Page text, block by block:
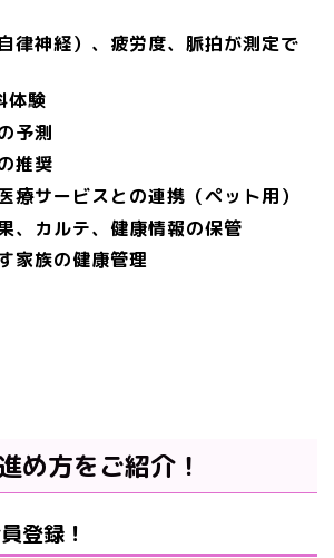
律神経）、疲労度、脈拍が測定で
体験
予測
推奨
療サービスとの連携（ペット用）
、カルテ、健康情報の保管
家族の健康管理
め方をご紹介！
登録！